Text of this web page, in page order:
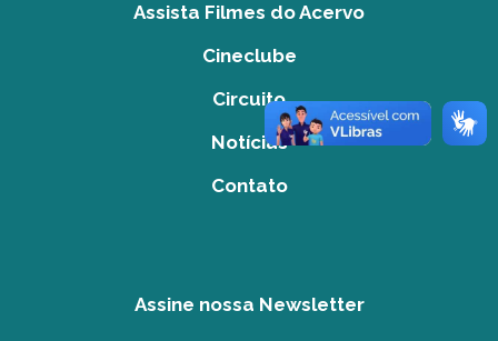
Assista Filmes do Acervo
Cineclube
Circuito
Notícias
Contato
Assine nossa Newsletter